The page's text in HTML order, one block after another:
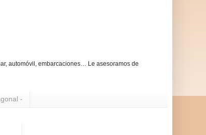
automóvil, embarcaciones… Le asesoramos de
-